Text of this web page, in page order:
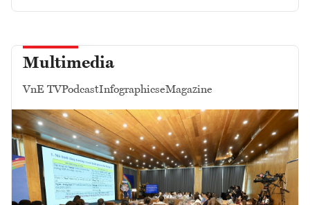
Multimedia
VnE TVPodcastInfographicseMagazine